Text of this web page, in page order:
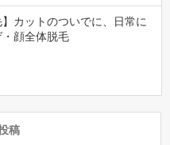
】カットのついでに、日常に
顔全体脱毛
稿